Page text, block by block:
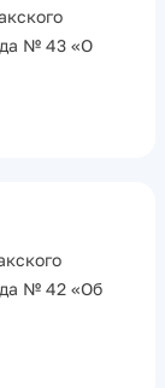
№ 43 «О
№ 42 «Об